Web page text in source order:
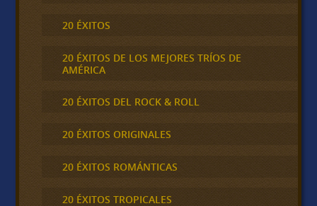
20 ÉXITOS
20 ÉXITOS DE LOS MEJORES TRÍOS DE
AMÉRICA
20 ÉXITOS DEL ROCK & ROLL
20 ÉXITOS ORIGINALES
20 ÉXITOS ROMÁNTICAS
20 ÉXITOS TROPICALES